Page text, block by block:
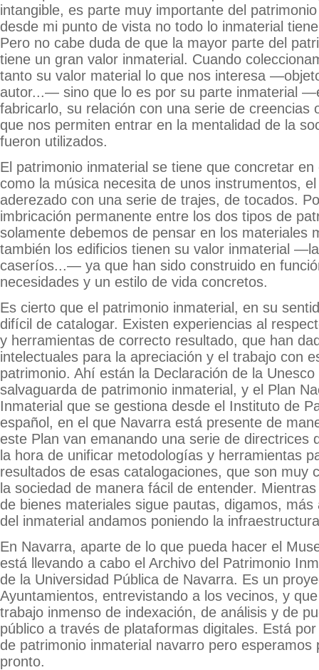
intangible, es parte muy importante del
desde mi punto de vista no todo lo inmaterial
Pero no cabe duda de que la mayor parte del
tiene un gran valor inmaterial. Cuando
tanto su valor material lo que nos interesa
autor...— sino que lo es por su parte inmaterial
fabricarlo, su relación con una serie de
que nos permiten entrar en la mentalidad de la
fueron utilizados.
El patrimonio inmaterial se tiene que concretar
como la música necesita de unos instrumentos,
aderezado con una serie de trajes, de tocados.
imbricación permanente entre los dos tipos de
solamente debemos de pensar en los materiales
también los edificios tienen su valor inmaterial
caseríos...— ya que han sido construido en
necesidades y un estilo de vida concretos.
Es cierto que el patrimonio inmaterial, en su
difícil de catalogar. Existen experiencias al
y herramientas de correcto resultado, que han
intelectuales para la apreciación y el trabajo con
patrimonio. Ahí están la Declaración de la
salvaguarda de patrimonio inmaterial, y el Plan
Inmaterial que se gestiona desde el Instituto de
español, en el que Navarra está presente de
este Plan van emanando una serie de directrices
la hora de unificar metodologías y herramientas
resultados de esas catalogaciones, que son muy
la sociedad de manera fácil de entender.
de bienes materiales sigue pautas, digamos,
del inmaterial andamos poniendo la
En Navarra, aparte de lo que pueda hacer el
está llevando a cabo el Archivo del Patrimonio
de la Universidad Pública de Navarra. Es un
Ayuntamientos, entrevistando a los vecinos, y
trabajo inmenso de indexación, de análisis y de
público a través de plataformas digitales. Está
de patrimonio inmaterial navarro pero esperamos
pronto.